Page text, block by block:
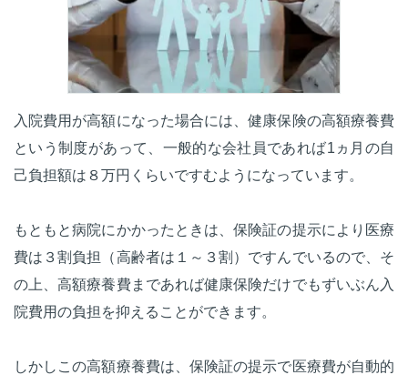
入院費用が高額になった場合には、健康保険の高額療養費
という制度があって、一般的な会社員であれば1ヵ月の自
己負担額は８万円くらいですむようになっています。
もともと病院にかかったときは、保険証の提示により医療
費は３割負担（高齢者は１～３割）ですんでいるので、そ
の上、高額療養費まであれば健康保険だけでもずいぶん入
院費用の負担を抑えることができます。
しかしこの高額療養費は、保険証の提示で医療費が自動的